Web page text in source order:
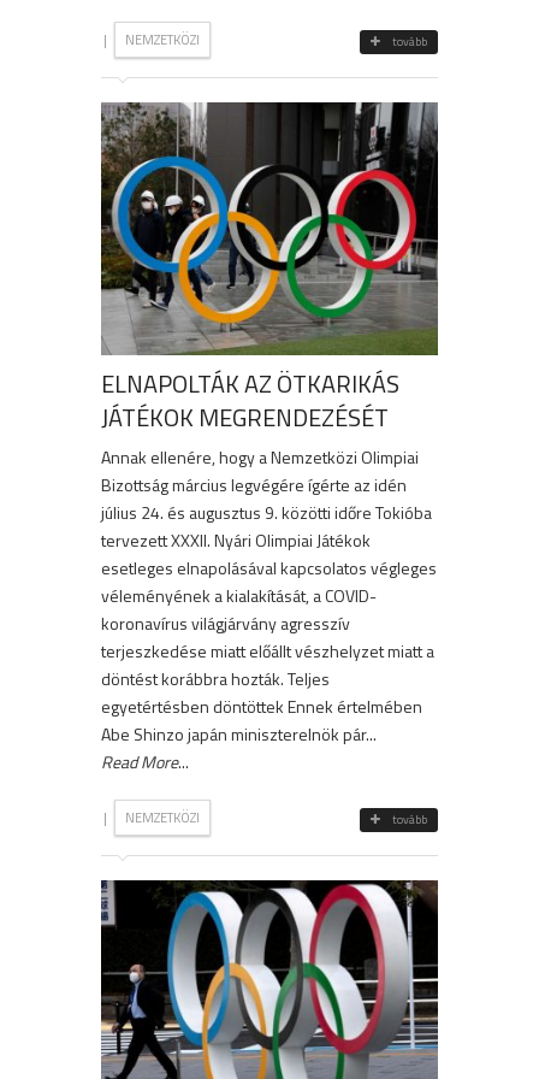
| NEMZETKÖZI tovább
ELNAPOLTÁK AZ ÖTKARIKÁS
JÁTÉKOK MEGRENDEZÉSÉT
Annak ellenére, hogy a Nemzetközi Olimpiai
Bizottság március legvégére ígérte az idén
július 24. és augusztus 9. közötti időre Tokióba
tervezett XXXII. Nyári Olimpiai Játékok
esetleges elnapolásával kapcsolatos végleges
véleményének a kialakítását, a COVID-
koronavírus világjárvány agresszív
terjeszkedése miatt előállt vészhelyzet miatt a
döntést korábbra hozták. Teljes
egyetértésben döntöttek Ennek értelmében
Abe Shinzo japán miniszterelnök pár...
Read More...
| NEMZETKÖZI tovább